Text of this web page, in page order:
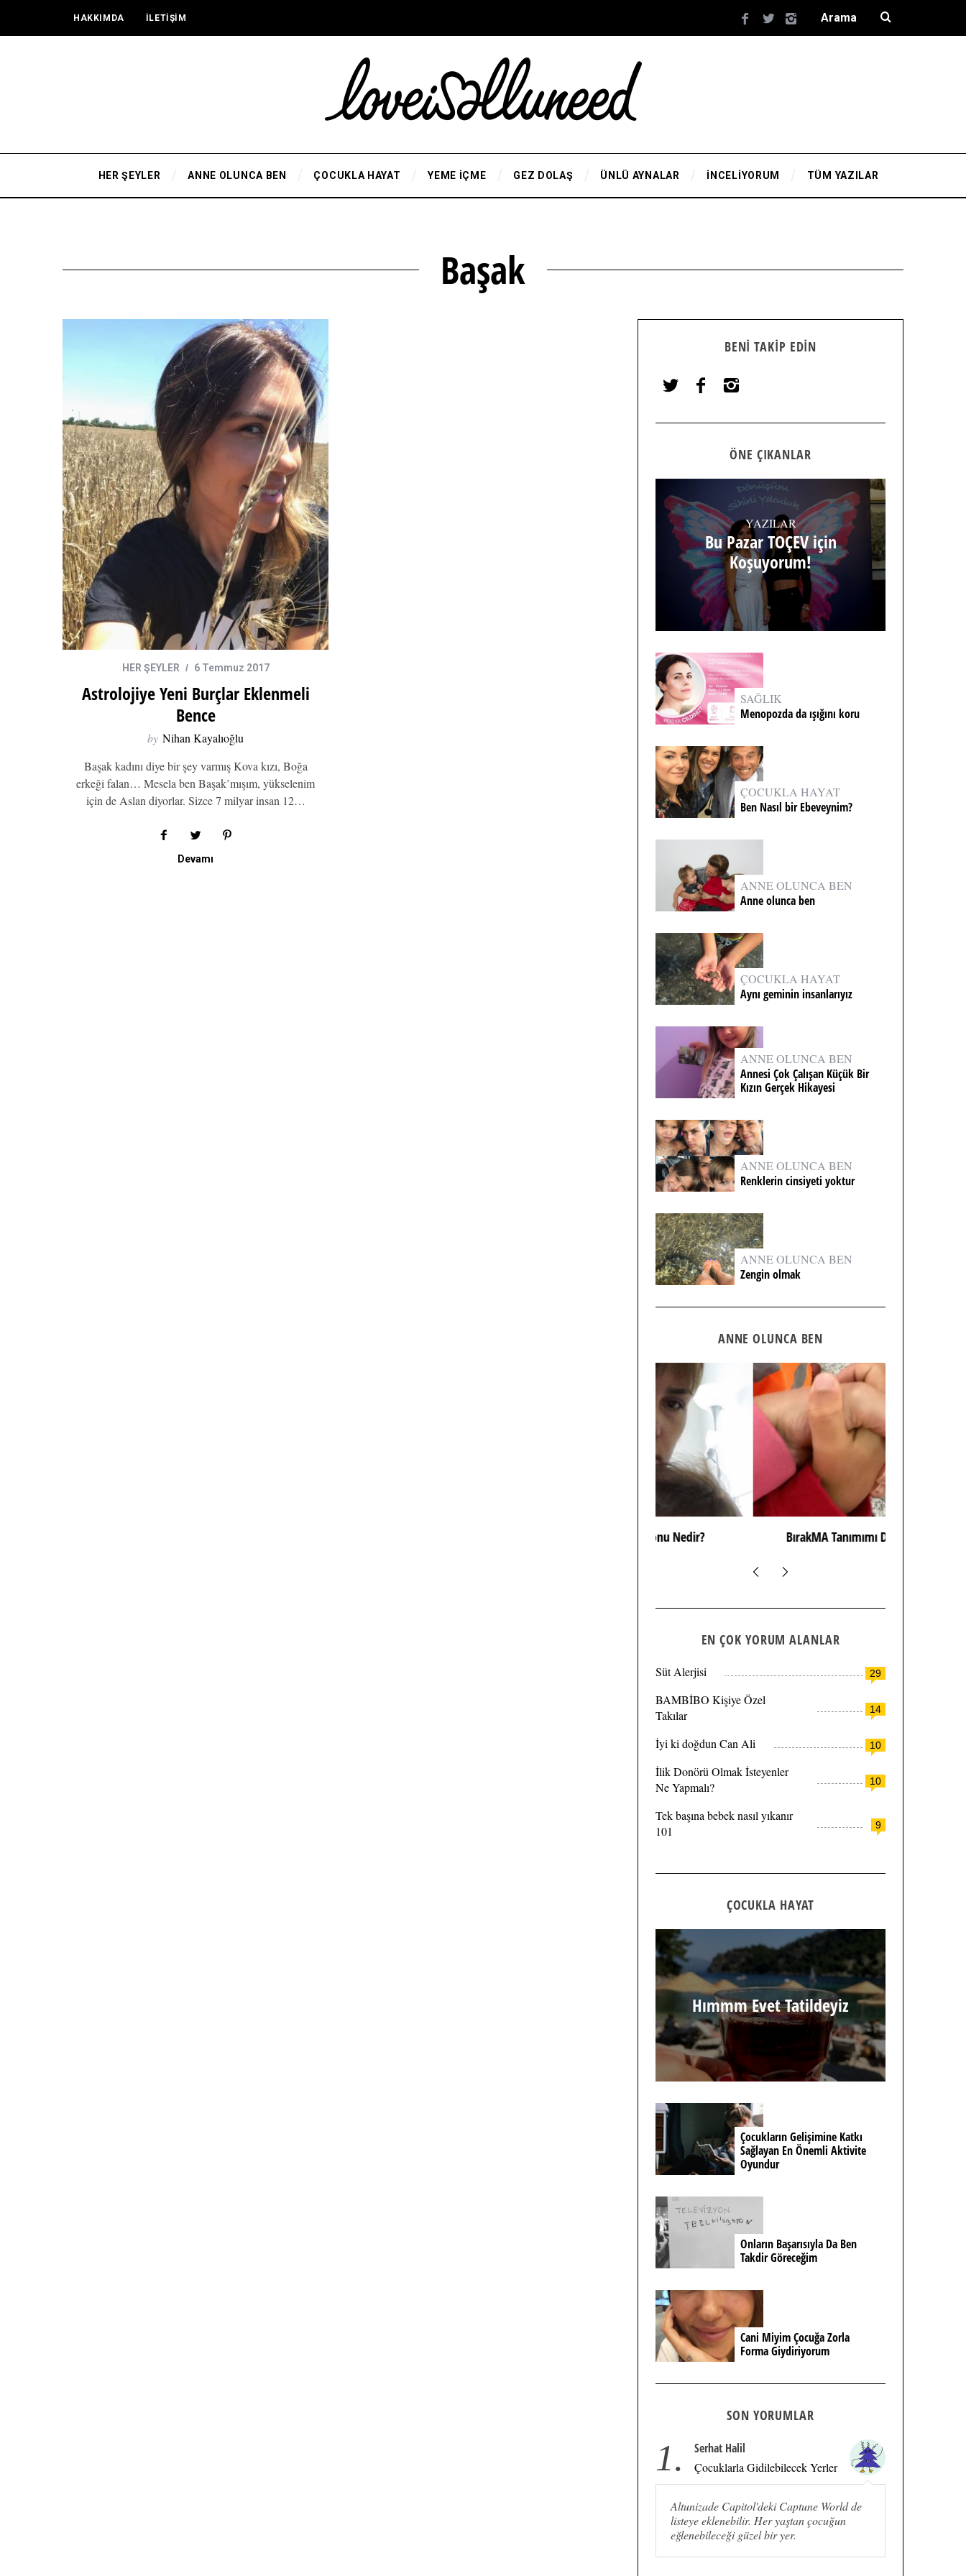
HAKKIMDA İLETİŞİM
HER ŞEYLER ANNE OLUNCA BEN ÇOCUKLA HAYAT YEME İÇME GEZ DOLAŞ ÜNLÜ AYNALAR İNCELİYORUM TÜM YAZILAR
Başak
HER ŞEYLER 6 Temmuz 2017
Astrolojiye Yeni Burçlar Eklenmeli
Bence
by Nihan Kayalıoğlu
Başak kadını diye bir şey varmış Kova kızı, Boğa
erkeği falan… Mesela ben Başak’mışım, yükselenim
için de Aslan diyorlar. Sizce 7 milyar insan 12…
Devamı
BENI TAKIP EDIN
ÖNE ÇIKANLAR
YAZILAR
Bu Pazar TOÇEV için
Koşuyorum!
SAĞLIK
Menopozda da ışığını koru
ÇOCUKLA HAYAT
Ben Nasıl bir Ebeveynim?
ANNE OLUNCA BEN
Anne olunca ben
ÇOCUKLA HAYAT
Aynı geminin insanlarıyız
ANNE OLUNCA BEN
Annesi Çok Çalışan Küçük Bir
Kızın Gerçek Hikayesi
ANNE OLUNCA BEN
Renklerin cinsiyeti yoktur
ANNE OLUNCA BEN
Zengin olmak
ANNE OLUNCA BEN
BırakMA Tanımımı Dönüştürdüm
EN ÇOK YORUM ALANLAR
29
Süt Alerjisi
14
BAMBİBO Kişiye Özel
Takılar
10
İyi ki doğdun Can Ali
10
İlik Donörü Olmak İsteyenler
Ne Yapmalı?
9
Tek başına bebek nasıl yıkanır
101
ÇOCUKLA HAYAT
Hımmm Evet Tatildeyiz
Çocukların Gelişimine Katkı
Sağlayan En Önemli Aktivite
Oyundur
Onların Başarısıyla Da Ben
Takdir Göreceğim
Cani Miyim Çocuğa Zorla
Forma Giydiriyorum
SON YORUMLAR
1. Serhat Halil
Çocuklarla Gidilebilecek Yerler
Altunizade Capitol'deki Captune World de
listeye eklenebilir. Her yaştan çocuğun
eğlenebileceği güzel bir yer.